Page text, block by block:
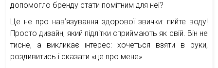
допомогло бренду стати помітним для неї?
Це не про нав’язування здорової звички: пийте воду!
Просто дизайн, який підлітки сприймають як свій. Він не
тисне, а викликає інтерес: хочеться взяти в руки,
роздивитись і сказати «це про мене».